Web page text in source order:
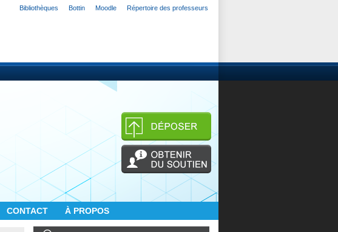
Bibliothèques Bottin Moodle Répertoire des professeurs
CONTACT À PROPOS